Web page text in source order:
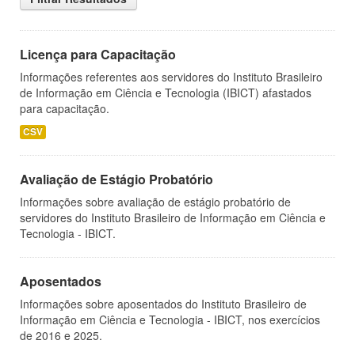
Licença para Capacitação
Informações referentes aos servidores do Instituto Brasileiro
de Informação em Ciência e Tecnologia (IBICT) afastados
para capacitação.
CSV
Avaliação de Estágio Probatório
Informações sobre avaliação de estágio probatório de
servidores do Instituto Brasileiro de Informação em Ciência e
Tecnologia - IBICT.
Aposentados
Informações sobre aposentados do Instituto Brasileiro de
Informação em Ciência e Tecnologia - IBICT, nos exercícios
de 2016 e 2025.